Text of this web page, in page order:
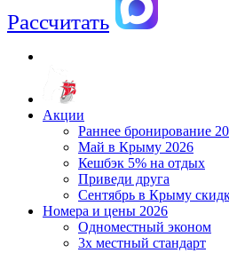
Рассчитать
Акции
Раннее бронирование
Май в Крыму 2026
Кешбэк 5% на отдых
Приведи друга
Сентябрь в Крыму
Номера и цены 2026
Одноместный эконом
3х местный стандарт